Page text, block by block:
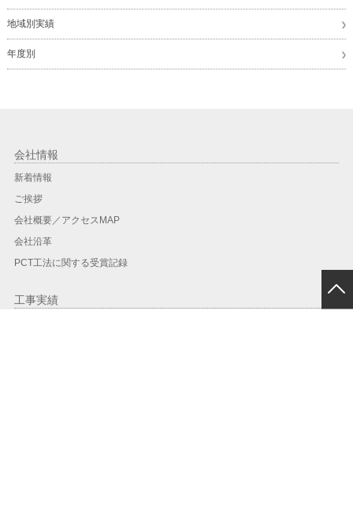
地域別実績
年度別
会社情報
新着情報
ご挨拶
会社概要／アクセスMAP
会社沿革
PCT工法に関する受賞記録
工事実績